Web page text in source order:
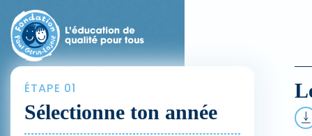
ÉTAPE 01
Sélectionne ton année